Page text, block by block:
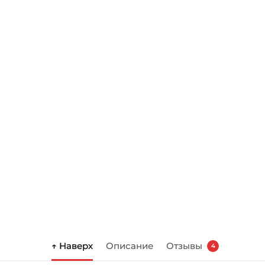
↑ Наверх Описание Отзывы 4